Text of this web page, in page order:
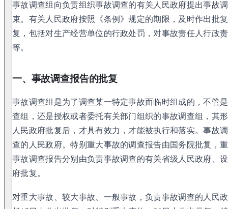
事故调查组向负责组织事故调查的有关人民政府提出事故
束。有关人民政府按照《条例》规定的期限，及时作出批
复，包括对生产经营单位的行政处罚，对事故责任人行政
等。
一、事故调查报告的批复
事故调查组是为了调查某一特定事故而临时组成的，不管
查组，还是授权或者委托有关部门组织的事故调查组，其
人民政府批复后，才具有效力，才能被执行和落实。事故
查的人民政府。特别重大事故的调查报告由国务院批复，
事故调查报告分别由负责事故调查的有关省级人民政府、
府批复。
对重大事故、较大事故、一般事故，负责事故调查的人民